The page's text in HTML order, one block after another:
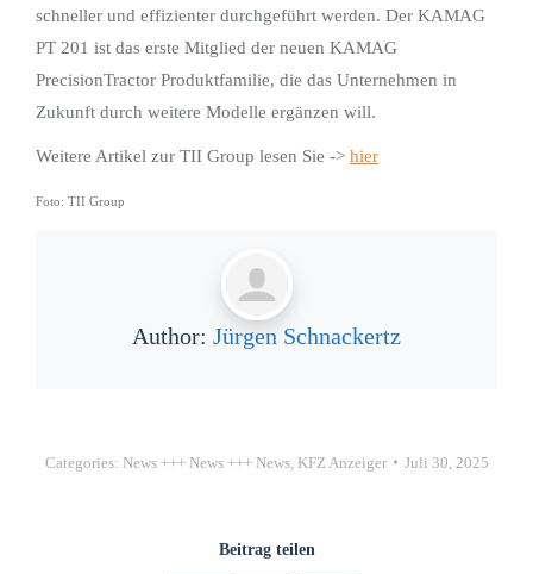
schneller und effizienter durchgeführt werden. Der KAMAG
PT 201 ist das erste Mitglied der neuen KAMAG
PrecisionTractor Produktfamilie, die das Unternehmen in
Zukunft durch weitere Modelle ergänzen will.
Weitere Artikel zur TII Group lesen Sie -> hier
Foto: TII Group
Author: Jürgen Schnackertz
Categories: News +++ News +++ News, KFZ Anzeiger Juli 30, 2025
Beitrag teilen